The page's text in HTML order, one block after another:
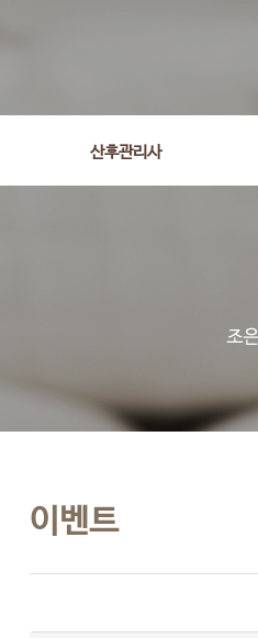
산후관리사
이벤트